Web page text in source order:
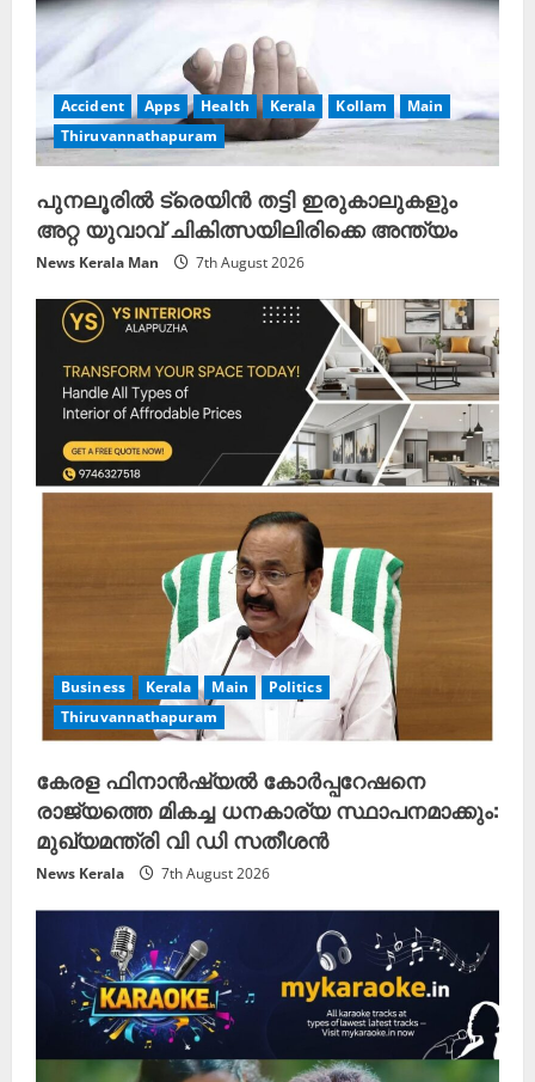
a
d
i
n
g
Accident Apps Health Kerala Kollam
Main
Thiruvannathapuram
പുനലൂരിൽ ട്രെയിൻ തട്ടി ഇരുകാലുകളും
അറ്റ യുവാവ് ചികിത്സയിലിരിക്കെ അന്ത്യം
News Kerala Man 7th August 2026
Business Kerala Main
Politics
Thiruvannathapuram
കേരള ഫിനാൻഷ്യൽ കോർപ്പറേഷനെ
രാജ്യത്തെ മികച്ച ധനകാര്യ സ്ഥാപനമാക്കും:
മുഖ്യമന്ത്രി വി ഡി സതീശൻ
News Kerala 7th August 2026